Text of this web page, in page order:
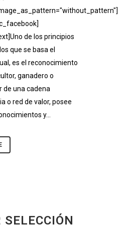
de los principios
que se basa el
es el reconocimiento
ganadero o
de una cadena
o red de valor, posee
y...
SELECCIÓN